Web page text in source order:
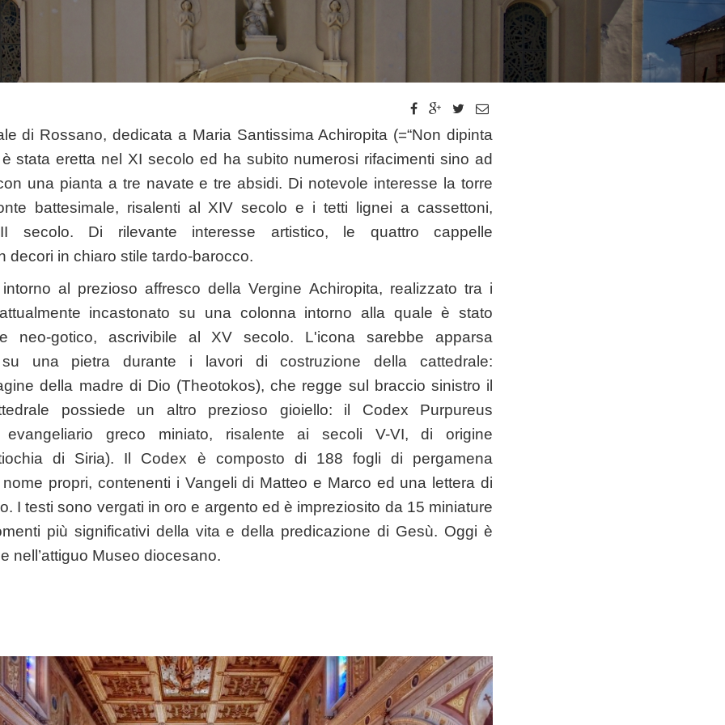
di Rossano, dedicata a Maria Santissima Achiropita (=“Non dipinta
stata eretta nel XI secolo ed ha subito numerosi rifacimenti sino ad
una pianta a tre navate e tre absidi. Di notevole interesse la torre
battesimale, risalenti al XIV secolo e i tetti lignei a cassettoni,
secolo. Di rilevante interesse artistico, le quattro cappelle
decori in chiaro stile tardo-barocco.
al prezioso affresco della Vergine Achiropita, realizzato tra i
incastonato su una colonna intorno alla quale è stato
neo-gotico, ascrivibile al XV secolo. L'icona sarebbe apparsa
su una pietra durante i lavori di costruzione della cattedrale:
della madre di Dio (Theotokos), che regge sul braccio sinistro il
possiede un altro prezioso gioiello: il Codex Purpureus
evangeliario greco miniato, risalente ai secoli V-VI, di origine
di Siria). Il Codex è composto di 188 fogli di pergamena
propri, contenenti i Vangeli di Matteo e Marco ed una lettera di
I testi sono vergati in oro e argento ed è impreziosito da 15 miniature
più significativi della vita e della predicazione di Gesù. Oggi è
nell’attiguo Museo diocesano.